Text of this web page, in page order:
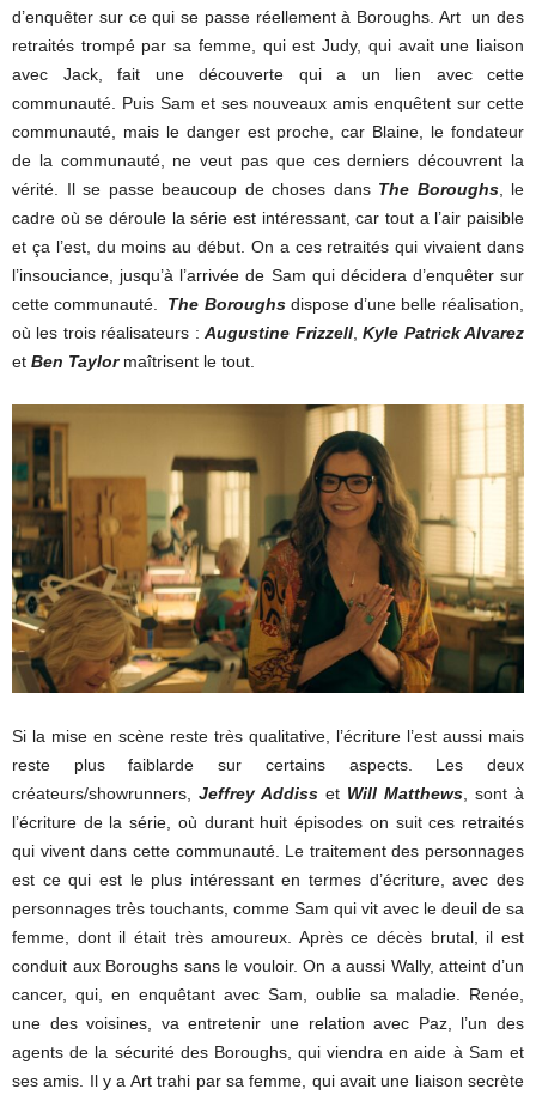
d’enquêter sur ce qui se passe réellement à Boroughs. Art un des
retraités trompé par sa femme, qui est Judy, qui avait une liaison
avec Jack, fait une découverte qui a un lien avec cette
communauté. Puis Sam et ses nouveaux amis enquêtent sur cette
communauté, mais le danger est proche, car Blaine, le fondateur
de la communauté, ne veut pas que ces derniers découvrent la
vérité. Il se passe beaucoup de choses dans The Boroughs, le
cadre où se déroule la série est intéressant, car tout a l’air paisible
et ça l’est, du moins au début. On a ces retraités qui vivaient dans
l’insouciance, jusqu’à l’arrivée de Sam qui décidera d’enquêter sur
cette communauté. The Boroughsdispose d’une belle réalisation,
où les trois réalisateurs :Augustine Frizzell,Kyle Patrick Alvarez
et Ben Taylor maîtrisent le tout.
Si la mise en scène reste très qualitative, l’écriture l’est aussi mais
reste plus faiblarde sur certains aspects. Les deux
créateurs/showrunners,
Jeffrey Addiss et Will Matthews , sont à
l’écriture de la série, où durant huit épisodes on suit ces retraités
qui vivent dans cette communauté. Le traitement des personnages
est ce qui est le plus intéressant en termes d’écriture, avec des
personnages très touchants, comme Sam qui vit avec le deuil de sa
femme, dont il était très amoureux. Après ce décès brutal, il est
conduit aux Boroughs sans le vouloir. On a aussi Wally, atteint d’un
cancer, qui, en enquêtant avec Sam, oublie sa maladie. Renée,
une des voisines, va entretenir une relation avec Paz, l’un des
agents de la sécurité des Boroughs, qui viendra en aide à Sam et
ses amis. Il y a Art trahi par sa femme, qui avait une liaison secrète